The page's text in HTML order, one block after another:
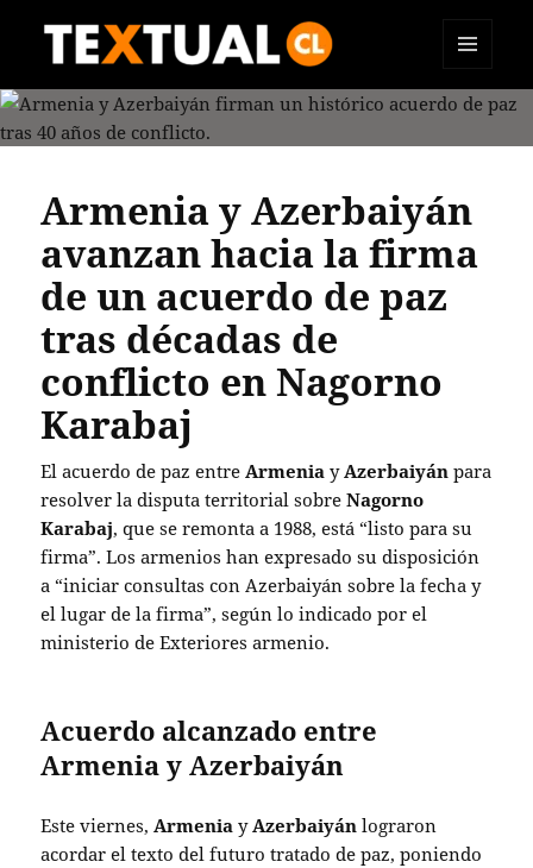
TEXTUAL
Y
WIDGETS
Armenia y Azerbaiyán
avanzan hacia la firma
de un acuerdo de paz
tras décadas de
conflicto en Nagorno
Karabaj
El acuerdo de paz entreArmenia yAzerbaiyán para
resolver la disputa territorial sobreNagorno
Karabaj, que se remonta a 1988, está “listo para su
firma”. Los armenios han expresado su disposición
a “iniciar consultas con Azerbaiyán sobre la fecha y
el lugar de la firma”, según lo indicado por el
ministerio de Exteriores armenio.
Acuerdo alcanzado entre
Armenia y Azerbaiyán
Este viernes, Armenia y Azerbaiyán lograron
acordar el texto del futuro tratado de paz, poniendo